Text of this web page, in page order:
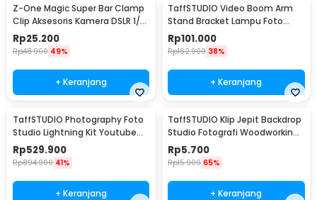
Z-One Magic Super Bar Clamp
Clip Aksesoris Kamera DSLR 1/4
3/8 Inch - JT10002
Rp25.200
Rp48.900 49%
+ Keranjang
TaffSTUDIO Video Boom Arm
Stand Bracket Lampu Foto
Studio - SB36WE
Rp101.000
Rp162.900 38%
+ Keranjang
TaffSTUDIO Photography Foto
Studio Lightning Kit Youtube
Vlog - D-HZ7
Rp529.900
Rp894.900 41%
+ Keranjang
TaffSTUDIO Klip Jepit Backdrop
Studio Fotografi Woodworking
6 Inch - PB-A06
Rp5.700
Rp15.900 65%
+ Keranjang